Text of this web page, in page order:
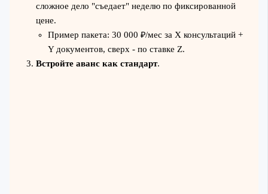
сложное дело "съедает" неделю по фиксированной
цене.
Пример пакета: 30 000 ₽/мес за X консультаций +
Y документов, сверх - по ставке Z.
Встройте аванс как стандарт.